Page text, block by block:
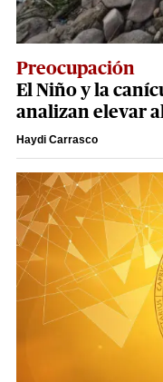
Preocupación
El Niño y la
analizan elevar
Haydi Carrasco